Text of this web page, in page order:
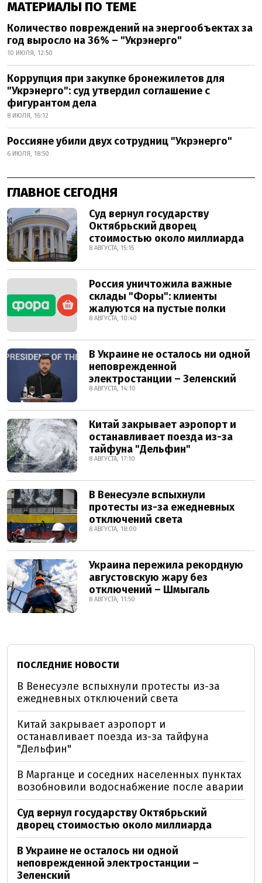
МАТЕРИАЛЫ ПО ТЕМЕ
Количество повреждений на энергообъектах за
год выросло на 36% – "Укрэнерго"
10 ИЮЛЯ, 12:50
Коррупция при закупке бронежилетов для
"Укрэнерго": суд утвердил соглашение с
фигурантом дела
8 ИЮЛЯ, 16:12
Россияне убили двух сотрудниц "Укрэнерго"
6 ИЮЛЯ, 18:50
ГЛАВНОЕ СЕГОДНЯ
Суд вернул государству
Октябрьский дворец
стоимостью около миллиарда
8 АВГУСТА, 15:15
Россия уничтожила важные
склады "Форы": клиенты
жалуются на пустые полки
8 АВГУСТА, 10:40
В Украине не осталось ни одной
неповрежденной
электростанции – Зеленский
8 АВГУСТА, 14:10
Китай закрывает аэропорт и
останавливает поезда из-за
тайфуна "Дельфин"
8 АВГУСТА, 17:10
В Венесуэле вспыхнули
протесты из-за ежедневных
отключений света
8 АВГУСТА, 18:00
Украина пережила рекордную
августовскую жару без
отключений – Шмыгаль
8 АВГУСТА, 11:50
ПОСЛЕДНИЕ НОВОСТИ
В Венесуэле вспыхнули протесты из-за
ежедневных отключений света
Китай закрывает аэропорт и
останавливает поезда из-за тайфуна
"Дельфин"
В Марганце и соседних населенных пунктах
возобновили водоснабжение после аварии
Суд вернул государству Октябрьский
дворец стоимостью около миллиарда
В Украине не осталось ни одной
неповрежденной электростанции –
Зеленский